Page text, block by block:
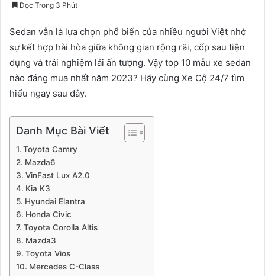
Đọc Trong 3 Phút
Sedan vẫn là lựa chọn phổ biến của nhiều người Việt nhờ
sự kết hợp hài hòa giữa không gian rộng rãi, cốp sau tiện
dụng và trải nghiệm lái ấn tượng. Vậy top 10 mẫu xe sedan
nào đáng mua nhất năm 2023? Hãy cùng Xe Cộ 24/7 tìm
hiểu ngay sau đây.
Danh Mục Bài Viết
Toyota Camry
Mazda6
VinFast Lux A2.0
Kia K3
Hyundai Elantra
Honda Civic
Toyota Corolla Altis
Mazda3
Toyota Vios
Mercedes C-Class